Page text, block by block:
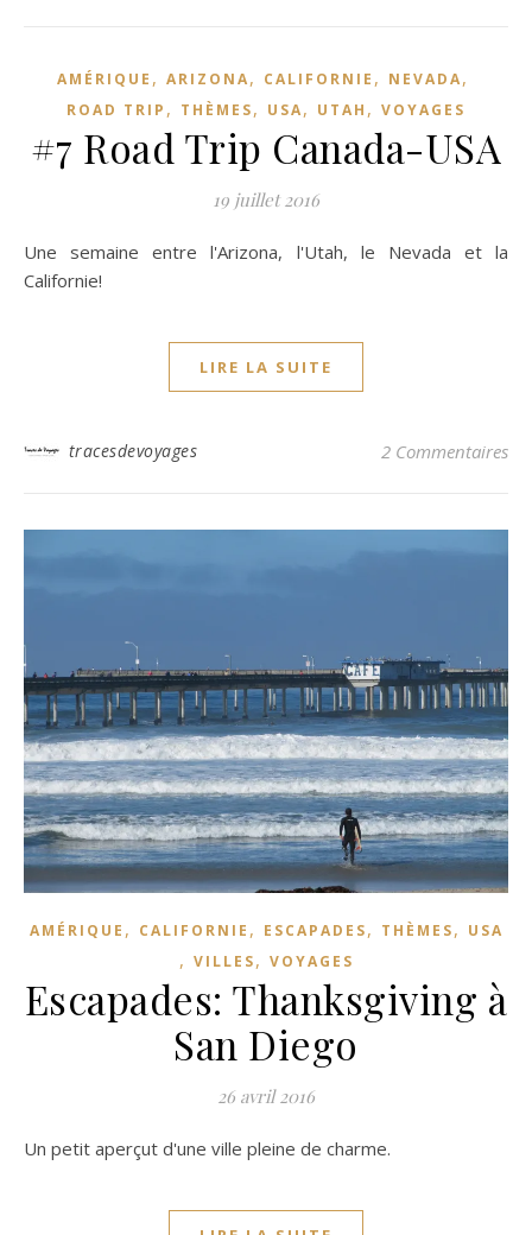
AMÉRIQUE , ARIZONA, CALIFORNIE , NEVADA,
ROAD TRIP , THÈMES, USA, UTAH , VOYAGES
#7 Road Trip Canada-USA
19 juillet 2016
Une semaine entre l'Arizona, l'Utah, le Nevada et la
Californie!
LIRE LA SUITE
tracesdevoyages 2 Commentaires
AMÉRIQUE , CALIFORNIE , ESCAPADES, THÈMES, USA
, VILLES, VOYAGES
Escapades: Thanksgiving à
San Diego
26 avril 2016
Un petit aperçut d'une ville pleine de charme.